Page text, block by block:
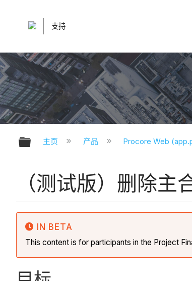
支持
扩展/隐缩全局层次
主页 产品 Procore Web
（测试版）删除主
IN BETA
This content is for participants in the Project